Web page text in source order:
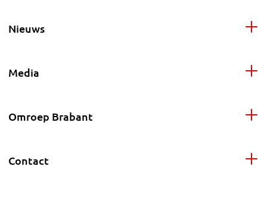
Nieuws
Media
Omroep Brabant
Contact